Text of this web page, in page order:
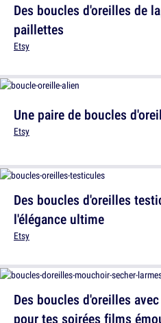
Des boucles d'oreilles de
paillettes
Etsy
Des boucles d'oreilles
pour tes soirées films
Une paire de boucles
Etsy
Des boucles d'oreilles
l'élégance ultime
Etsy